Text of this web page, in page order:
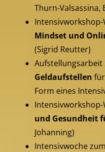
Thurn-Valsassina,
Mindset und
(Sigrid Reutter)
Aufstellungsarbeit
Geldaufstellen
Form eines
und Gesundheit
Johanning)
Intensivwoche